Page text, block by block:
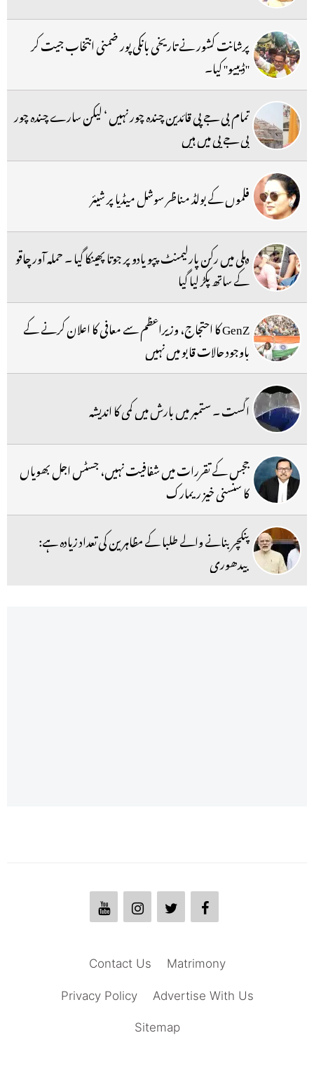
پرشانت کشور نے تاریخی بانکی پور ضمنی انتخاب جیت کر
''ڈیبیو'' کیا۔
تمام بی جے پی قائدین چندہ چور نہیں ‘ لیکن سارے چندہ چور
بی جے پی میں ہیں
فلموں کے بولڈ مناظر سوشل میڈیا پر شیئر
دہلی میں رکن پارلیمنٹ پپو یادو پر جوتا پھینکا گیا ۔ حملہ آور چاقو
کے ساتھ پکڑ لیا گیا
GenZ کا احتجاج، وزیراعظم سے معافی کا اعلان کرنے کے
باوجود حالات قابو میں نہیں
اگست ۔ ستمبر میں بارش میں کمی کا اندیشہ
ججس کے تقررات میں شفافیت نہیں، جسٹس اجل بھویاں
کا سنسنی خیز ریمارک
پنکچر بنانے والے طلبا کے مظاہرین کی تعداد زیادہ ہے:
بیدھوری
Matrimony
Contact Us
Advertise With Us
Privacy Policy
Sitemap